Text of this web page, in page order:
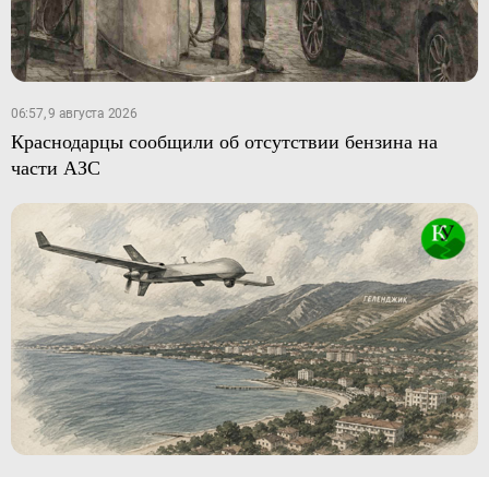
06:57, 9 августа 2026
Краснодарцы сообщили об отсутствии бензина на
части АЗС